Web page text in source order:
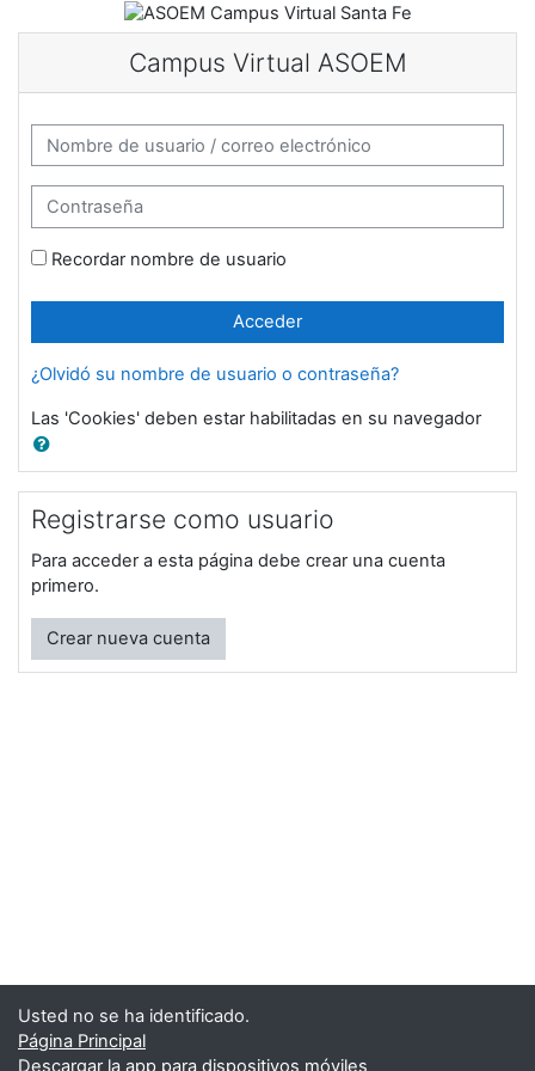
Salta al contenido principal
Campus Virtual ASOEM
Nombre de usuario / correo electrónico
Contraseña
Recordar nombre de usuario
Acceder
¿Olvidó su nombre de usuario o contraseña?
Las 'Cookies' deben estar habilitadas en su navegador
Registrarse como usuario
Para acceder a esta página debe crear una cuenta
primero.
Crear nueva cuenta
Usted no se ha identificado.
Página Principal
Descargar la app para dispositivos móviles